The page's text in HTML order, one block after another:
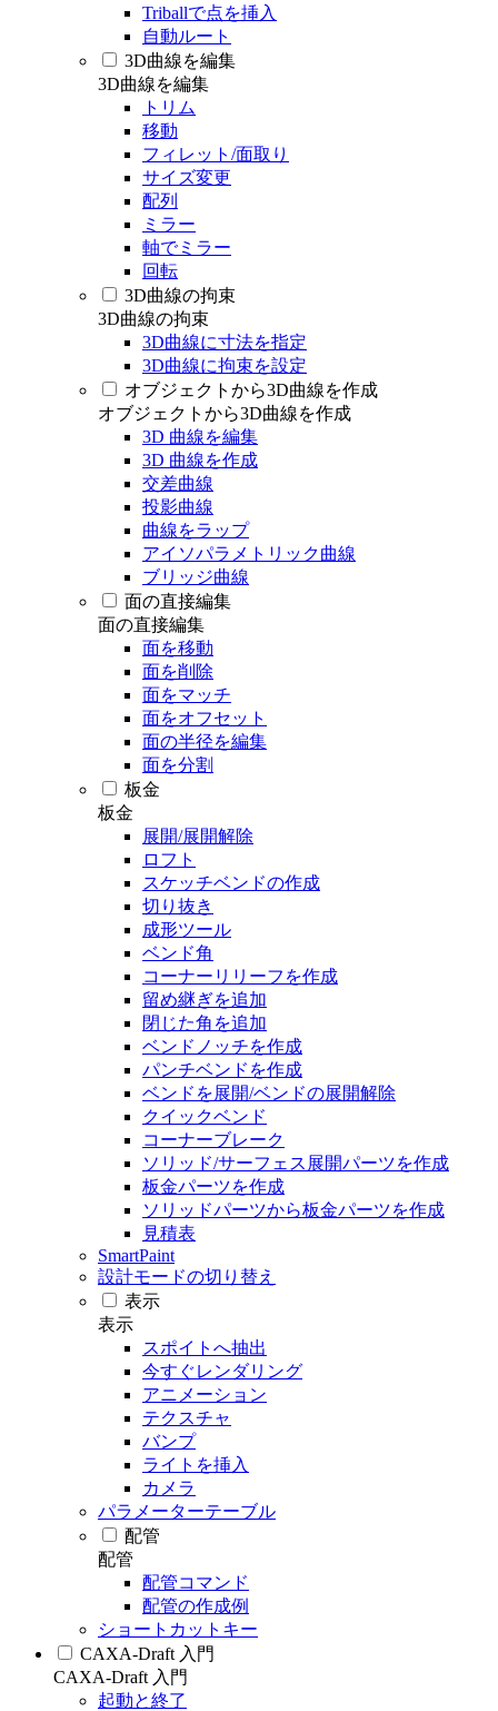
Triballで点を挿入
自動ルート
3D曲線を編集
3D曲線を編集
トリム
移動
フィレット/面取り
サイズ変更
配列
ミラー
軸でミラー
回転
3D曲線の拘束
3D曲線の拘束
3D曲線に寸法を指定
3D曲線に拘束を設定
オブジェクトから3D曲線を作成
オブジェクトから3D曲線を作成
3D 曲線を編集
3D 曲線を作成
交差曲線
投影曲線
曲線をラップ
アイソパラメトリック曲線
ブリッジ曲線
面の直接編集
面の直接編集
面を移動
面を削除
面をマッチ
面をオフセット
面の半径を編集
面を分割
板金
板金
展開/展開解除
ロフト
スケッチベンドの作成
切り抜き
成形ツール
ベンド角
コーナーリリーフを作成
留め継ぎを追加
閉じた角を追加
ベンドノッチを作成
パンチベンドを作成
ベンドを展開/ベンドの展開解除
クイックベンド
コーナーブレーク
ソリッド/サーフェス展開パーツを作成
板金パーツを作成
ソリッドパーツから板金パーツを作成
見積表
SmartPaint
設計モードの切り替え
表示
表示
スポイトへ抽出
今すぐレンダリング
アニメーション
テクスチャ
バンプ
ライトを挿入
カメラ
パラメーターテーブル
配管
配管
配管コマンド
配管の作成例
ショートカットキー
CAXA-Draft 入門
CAXA-Draft 入門
起動と終了